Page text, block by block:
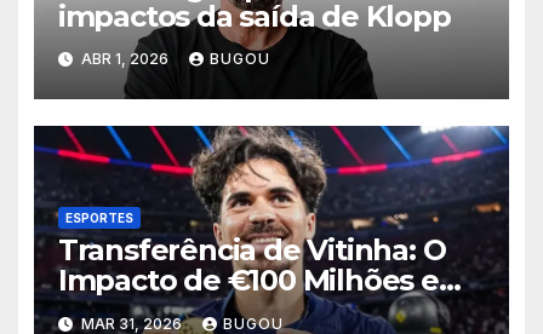
impactos da saída de Klopp
ABR 1, 2026 BUGOU
ESPORTES
Transferência de Vitinha: O
Impacto de €100 Milhões em
2026
MAR 31, 2026 BUGOU